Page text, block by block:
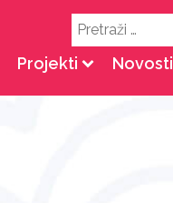
Pretraži:
Projekti Novosti